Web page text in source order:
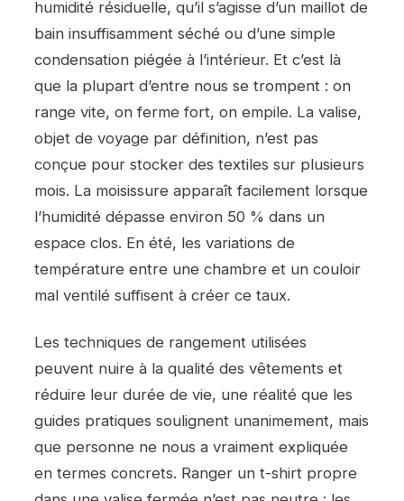
humidité résiduelle, qu’il s’agisse d’un maillot de
bain insuffisamment séché ou d’une simple
condensation piégée à l’intérieur. Et c’est là
que la plupart d’entre nous se trompent : on
range vite, on ferme fort, on empile. La valise,
objet de voyage par définition, n’est pas
conçue pour stocker des textiles sur plusieurs
mois. La moisissure apparaît facilement lorsque
l’humidité dépasse environ 50 % dans un
espace clos. En été, les variations de
température entre une chambre et un couloir
mal ventilé suffisent à créer ce taux.
Les techniques de rangement utilisées
peuvent nuire à la qualité des vêtements et
réduire leur durée de vie, une réalité que les
guides pratiques soulignent unanimement, mais
que personne ne nous a vraiment expliquée
en termes concrets. Ranger un t-shirt propre